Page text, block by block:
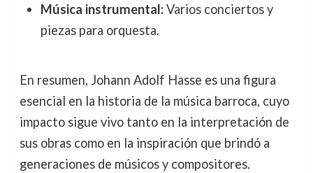
Música instrumental:Varios conciertos y
piezas para orquesta.
En resumen, Johann Adolf Hasse es una figura
esencial en la historia de la música barroca, cuyo
impacto sigue vivo tanto en la interpretación de
sus obras como en la inspiración que brindó a
generaciones de músicos y compositores.